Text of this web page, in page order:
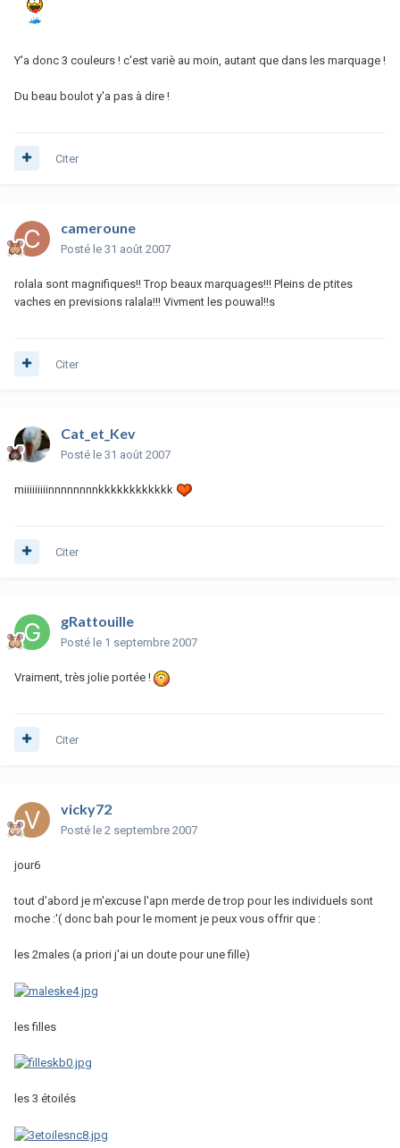
Y'a donc 3 couleurs ! c'est variè au moin, autant que dans les marquage !
Du beau boulot y'a pas à dire !
Citer
cameroune
Posté le 31 août 2007
rolala sont magnifiques!! Trop beaux marquages!!! Pleins de ptites
vaches en previsions ralala!!! Vivment les pouwal!!s
Citer
Cat_et_Kev
Posté le 31 août 2007
miiiiiiiiinnnnnnnnkkkkkkkkkkkk
Citer
gRattouille
Posté le 1 septembre 2007
Vraiment, très jolie portée !
Citer
vicky72
Posté le 2 septembre 2007
jour6
tout d'abord je m'excuse l'apn merde de trop pour les individuels sont
moche :'( donc bah pour le moment je peux vous offrir que :
les 2males (a priori j'ai un doute pour une fille)
les filles
les 3 étoilés